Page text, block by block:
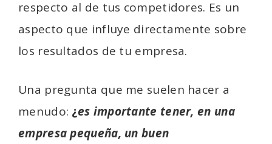
respecto al de tus competidores. Es un
aspecto que influye directamente sobre
los resultados de tu empresa.
Una pregunta que me suelen hacer a
menudo: ¿es importante tener, en una
empresa pequeña, un buen